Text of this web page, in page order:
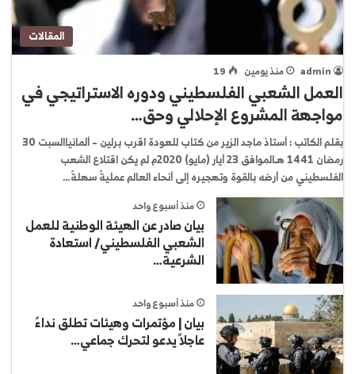
المقالات
admin منذ يومين 19
العمل الشعبي الفلسطيني ودوره الاستراتيجي في
مواجهة المشروع الإحلالي وحق…
بقلم الكاتب : أستاذ ماجد الزير من كتاب للعودة اقرب برلين – ألمانياالسبت 30
رمضان 1441 هـالموافق 23 أيار (مايو) 2020م لم يكن اقتلاع الشعب
الفلسطيني من أرضه بالقوة وتهجيره إلى أنحاء العالم عمليةً سهلةً…
منذ أسبوع واحد
بيان صادر عن الهيئة الوطنية للعمل
الشعبي الفلسطيني/ استعادة
الشرعية…
منذ أسبوع واحد
بيان | مؤتمرات وهيئات تطلق نداءً
عاجلاً يدعو لتحرك جماعي…